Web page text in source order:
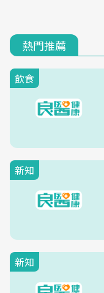
熱門推薦
飲食
新知
新知